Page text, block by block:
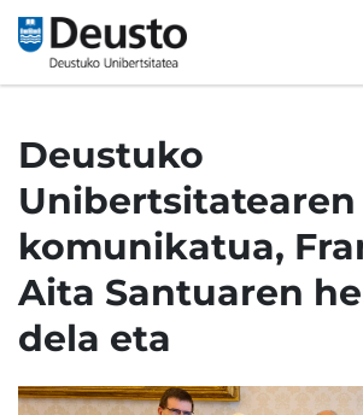
Deustuko
Unibertsitatearen
komunikatua,
Aita Santuaren
dela eta